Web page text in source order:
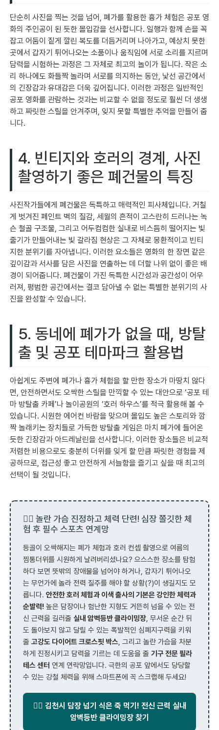
단순히 사진을 찍는 것을 넘어, 폐가를 활용한 흉가 체험은 공포 영
화의 주인공이 된 듯한 몰입감을 선사합니다. 일행과 함께 손을 꼭
잡고 어둠이 짙게 깔린 복도를 더듬거리며 나아가고, 예상치 못한
곳에서 갑자기 튀어나오는 소품이나 움직임에 서로 소리를 지르며
담력을 시험하는 과정은 그 자체로 최고의 놀이가 됩니다. 작은 소
리 하나에도 화들짝 놀라며 서로를 의지하는 동안, 낯선 공간에서
의 긴장감과 유대감은 더욱 깊어집니다. 이러한 과정은 일반적인
공포 영화를 관람하는 것과는 비교할 수 없을 정도로 훨씬 더 생생
하고 짜릿한 스릴을 안겨주며, 잊지 못할 특별한 추억을 만들어 줍
니다.
4. 빈티지와 호러의 경계, 사진
촬영하기 좋은 폐건물의 특징
사진작가들에게 폐건물은 독특하고 매력적인 피사체입니다. 거칠
게 벗겨진 페인트 벽의 질감, 세월의 흔적이 고스란히 드러나는 녹
슨 철골 구조물, 그리고 어두컴컴한 실내로 비스듬히 떨어지는 빛
줄기가 만들어내는 빛 갈라짐 현상은 그 자체로 몽환적이고 빈티
지한 분위기를 자아냅니다. 이러한 요소들은 영화의 한 장면 같은
깊이감과 서사를 담은 사진을 연출하는 데 더할 나위 없이 좋은 배
경이 되어줍니다. 폐건물이 가진 독특한 시간성과 공간성이 어우
러져, 평범한 공간에서는 결코 담아낼 수 없는 특별한 분위기의 사
진을 완성할 수 있습니다.
5. 동네에 폐가가 없을 때, 방탈
출 및 공포 테마파크 활용법
아쉽게도 주변에 폐가나 흉가 체험을 할 만한 장소가 마땅치 않다
면, 안전하면서도 오싹한 스릴을 만끽할 수 있는 대안으로 ‘공포 테
마 방탈출 카페’나 놀이공원의 ‘호러 하우스’를 적극 활용해 볼 수
있습니다. 시원한 에어컨 바람을 맞으며 몰입도 높은 스토리와 깜
짝 놀래키는 장치들로 가득한 방탈출 게임은 마치 폐가에 들어온
듯한 긴장감과 아드레날린을 선사합니다. 이러한 장소들은 비교적
저렴한 비용으로도 충분히 더위를 잊게 할 만큼 짜릿한 경험을 제
공하므로, 접근성 좋고 안전하게 서늘함을 즐기고 싶을 때 최고의
선택이 될 것입니다.
🏃‍♂️ 놀란 가슴 진정하고 체력 단련! 심장 쫄깃한 체
험 후 필수 스포츠 연계망
등골이 오싹해지는 폐가 체험과 호러 컨셉 촬영으로 여름의
찜통더위를 시원하게 날려버리셨나요? 으스스한 장소를 탐험
하다 보면 뜻밖의 장애물을 넘어야 하거나, 갑자기 튀어나오
는 무언가에 놀라 전력 질주를 해야 할 상황(?)이 생길지도 모
릅니다. 안전한 호러 체험과 이색 출사의 기본은 강인한 체력과
순발력! 높은 담장이나 험난한 지형도 거뜬히 넘을 수 있는 전
신 근력을 길러줄 실내 암벽등반 클라이밍장 , 무서운 순간 뒤
도 돌아보지 않고 달릴 수 있는 폭발적인 심폐지구력을 키워
줄 고강도 다이어트 크로스핏 박스 , 그리고 놀란 가슴을 차분
하게 진정시키고 담력을 기르는 데 도움을 줄 기구 전문 필라
테스 센터 연계 연락망입니다. 극한의 공포 앞에서도 당당할
수 있는 강철 체력을 위해 스마트폰에 꼭 스크랩해 두세요!
🧗‍♂️ 김천시 담장 넘기 식은 죽 먹기! 전신 근력 실내
암벽등반 클라이밍장 찾기